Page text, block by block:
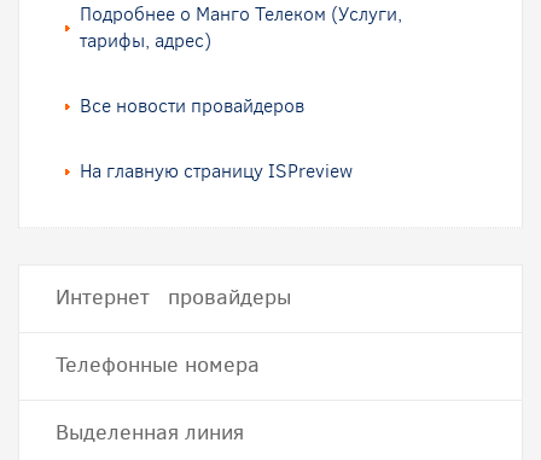
Подробнее о Манго Телеком (Услуги,
тарифы, адрес)
Все новости провайдеров
На главную страницу ISPreview
Интернет провайдеры
Телефонные номера
Выделенная линия